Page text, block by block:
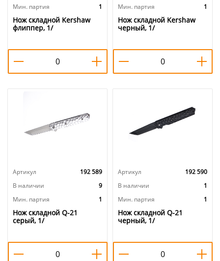
Мин. партия
1
Нож складной Kershaw
флиппер, 1/
Мин. партия
1
Нож складной Kershaw
черный, 1/
Артикул
192 589
В наличии
9
Мин. партия
1
Нож складной Q-21
серый, 1/
Артикул
192 590
В наличии
1
Мин. партия
1
Нож складной Q-21
черный, 1/